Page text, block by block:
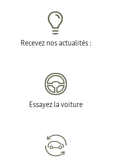
Recevez nos actualités :
Essayez la voiture